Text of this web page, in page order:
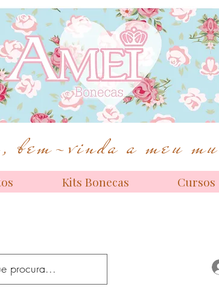
vinda a meu
Kits Bonecas Cursos
Bonecas de alta costura